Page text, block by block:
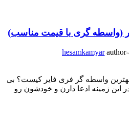
(واسطه گری با قیمت مناسب)
hesamkamyar
بهترین واسطه گر فری فایر کیست؟ بی
این زمینه ادعا دارن و خودشون رو